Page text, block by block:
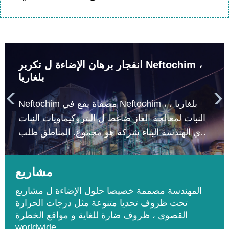
انفجار برهان الإضاءة ل تكرير Neftochim ،
بلغاريا
Neftochim مصفاة يقع في Neftochim ، بلغاريا ،
النبات لمعالجة الغاز ضاغط ل البتروكيماويات النبات
الذي الهندسة البناء شركة هو مجموع. المناطق طلب
انفجار برهان الإضاءة تشمل التقطير معالجة و
 
مشاريع
المهندسة مصممة خصيصا حلول الإضاءة ل مشاريع
تحت ظروف تحديا متنوعة مثل درجات الحرارة
القصوى ، ظروف ضارة للغاية و مواقع الخطرة